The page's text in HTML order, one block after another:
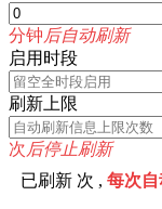
分钟 后自动刷新
启用时段
刷新上限
次 后停止刷新
已刷新 次 ,每次自